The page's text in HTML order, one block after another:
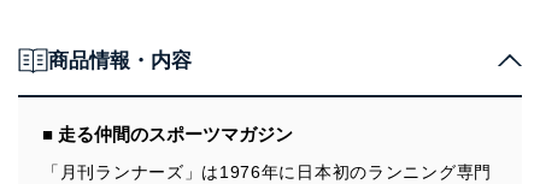
商品情報・内容
■ 走る仲間のスポーツマガジン
「月刊ランナーズ」は1976年に日本初のランニング専門